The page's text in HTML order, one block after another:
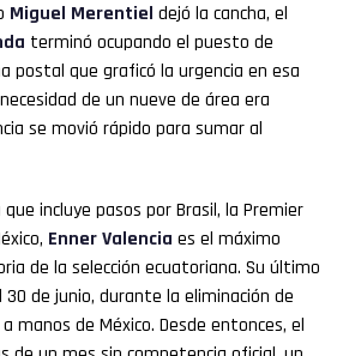
Miguel Merentiel dejó la cancha, el
terminó ocupando el puesto de
postal que graficó la urgencia en esa
de un nueve de área era
se movió rápido para sumar al
incluye pasos por Brasil, la Premier
EnnerValencia es el máximo
de la selección ecuatoriana. Su último
de junio, durante la eliminación de
manos de México. Desde entonces, el